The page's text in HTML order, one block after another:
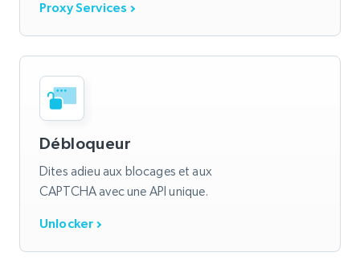
Proxy Services
Débloqueur
Dites adieu aux blocages et aux
CAPTCHA avec une API unique.
Unlocker